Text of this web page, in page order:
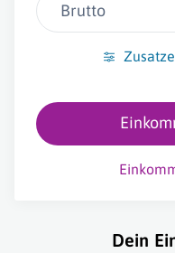
Brutto
Dein